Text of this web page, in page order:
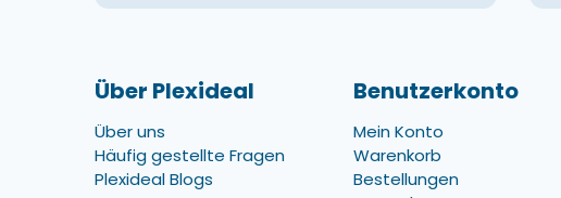
Über Plexideal
Über uns
Häufig gestellte Fragen
Plexideal Blogs
Benutzerkonto
Mein Konto
Warenkorb
Bestellungen